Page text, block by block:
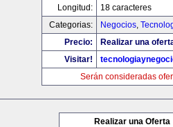
Longitud:
18 caracteres
Categorias:
Negocios,
Precio:
Realizar una
Visitar!
Serán consideradas
Realizar una Oferta